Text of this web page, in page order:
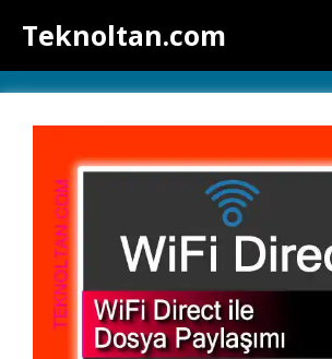
atlaTeknoltan.com